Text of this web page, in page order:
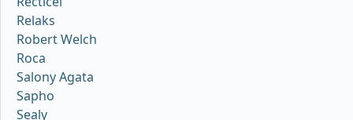
Relaks
Robert Welch
Roca
Salony Agata
Sapho
Sealy